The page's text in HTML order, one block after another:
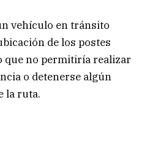
vehículo en tránsito
de los postes
que no permitiría realizar
o detenerse algún
la ruta.